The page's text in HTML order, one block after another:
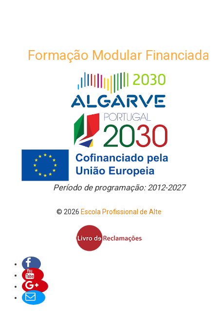
Formação Modular Financiada
Período de programação: 2012-2027
© 2026 Escola Profissional de Alte